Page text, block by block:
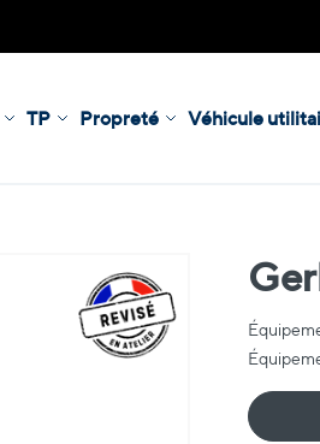
TP Propreté Véhicule